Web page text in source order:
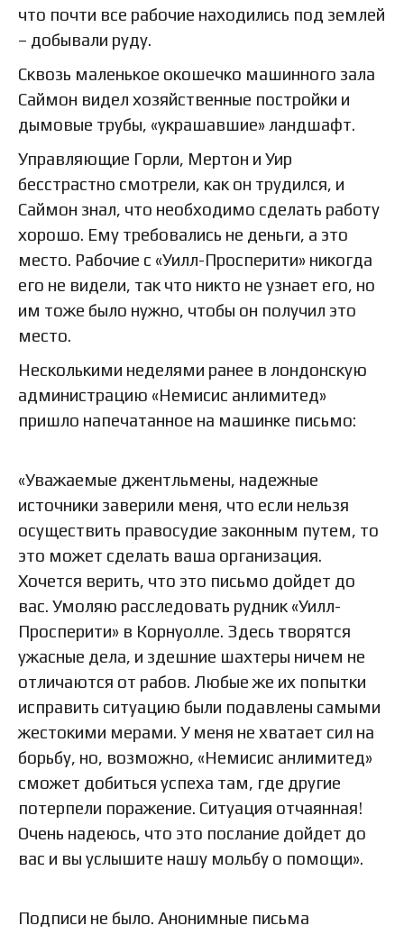
что почти все рабочие находились под землей
– добывали руду.
Сквозь маленькое окошечко машинного зала
Саймон видел хозяйственные постройки и
дымовые трубы, «украшавшие» ландшафт.
Управляющие Горли, Мертон и Уир
бесстрастно смотрели, как он трудился, и
Саймон знал, что необходимо сделать работу
хорошо. Ему требовались не деньги, а это
место. Рабочие с «Уилл-Просперити» никогда
его не видели, так что никто не узнает его, но
им тоже было нужно, чтобы он получил это
место.
Несколькими неделями ранее в лондонскую
администрацию «Немисис анлимитед»
пришло напечатанное на машинке письмо:
«Уважаемые джентльмены, надежные
источники заверили меня, что если нельзя
осуществить правосудие законным путем, то
это может сделать ваша организация.
Хочется верить, что это письмо дойдет до
вас. Умоляю расследовать рудник «Уилл-
Просперити» в Корнуолле. Здесь творятся
ужасные дела, и здешние шахтеры ничем не
отличаются от рабов. Любые же их попытки
исправить ситуацию были подавлены самыми
жестокими мерами. У меня не хватает сил на
борьбу, но, возможно, «Немисис анлимитед»
сможет добиться успеха там, где другие
потерпели поражение. Ситуация отчаянная!
Очень надеюсь, что это послание дойдет до
вас и вы услышите нашу мольбу о помощи».
Подписи не было. Анонимные письма